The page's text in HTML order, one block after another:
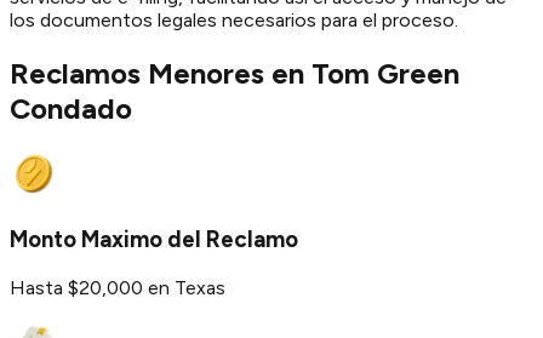
los documentos legales necesarios para el proceso.
Reclamos Menores en Tom Green
Condado
Monto Maximo del Reclamo
Hasta $20,000 en Texas